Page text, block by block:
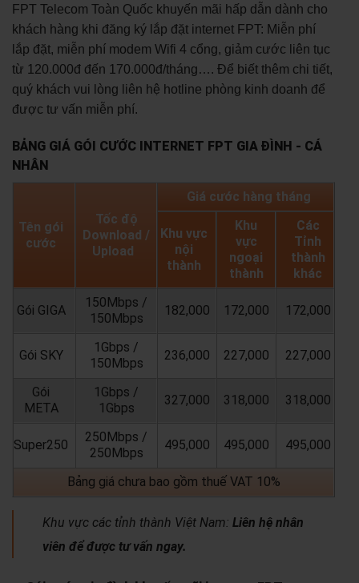
FPT Telecom Toàn Quốc khuyến mãi hấp dẫn dành cho
khách hàng khi đăng ký lắp đặt internet FPT: Miễn phí
lắp đặt, miễn phí modem Wifi 4 cổng, giảm cước liên tục
từ 120.000đ đến 170.000đ/tháng…. Để biết thêm chi tiết,
quý khách vui lòng liên hệ hotline phòng kinh doanh để
được tư vấn miễn phí.
BẢNG GIÁ GÓI CƯỚC INTERNET FPT GIA ĐÌNH - CÁ
NHÂN
Tên gói
cước
Tốc độ
Download /
Upload
Giá cước hàng tháng
Khu vực
nội
thành
Khu
vực
ngoại
thành
Các
Tỉnh
thành
khác
Gói GIGA
150Mbps /
150Mbps
182,000 172,000 172,000
Gói SKY
1Gbps /
150Mbps
236,000 227,000 227,000
Gói
META
1Gbps /
1Gbps
327,000 318,000 318,000
Super250
250Mbps /
250Mbps
495,000 495,000 495,000
Bảng giá chưa bao gồm thuế VAT 10%
Khu vực các tỉnh thành Việt Nam: Liên hệ nhân
viên để được tư vấn ngay.